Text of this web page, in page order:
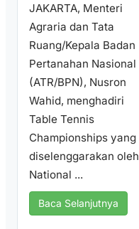
JAKARTA, Menteri
Agraria dan Tata
Ruang/Kepala Badan
Pertanahan Nasional
(ATR/BPN), Nusron
Wahid, menghadiri
Table Tennis
Championships yang
diselenggarakan oleh
National ...
Baca Selanjutnya